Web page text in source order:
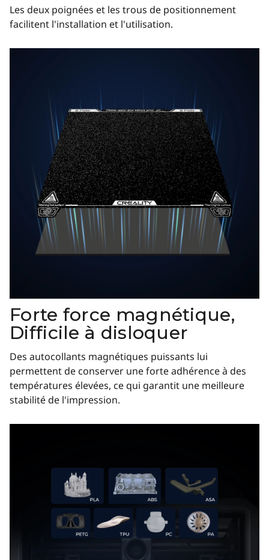
Les deux poignées et les trous de positionnement
facilitent l'installation et l'utilisation.
Forte force magnétique,
Difficile à disloquer
Des autocollants magnétiques puissants lui
permettent de conserver une forte adhérence à des
températures élevées, ce qui garantit une meilleure
stabilité de l'impression.